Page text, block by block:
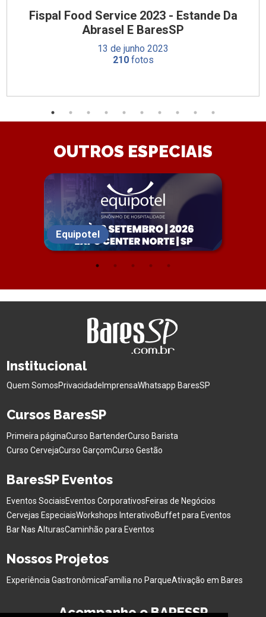
Fispal Food Service 2023 - Estande Da
Abrasel E BaresSP
13 de junho 2023
210fotos
OUTROS ESPECIAIS
Equipotel
Institucional
Quem SomosPrivacidade ImprensaWhatsapp BaresSP
Cursos BaresSP
Primeira páginaCurso BartenderCurso Barista
Curso CervejaCurso GarçomCurso Gestão
BaresSP Eventos
Eventos SociaisEventos CorporativosFeiras de Negócios
Cervejas EspeciaisWorkshops InterativoBuffet para Eventos
Bar Nas AlturasCaminhão para Eventos
Nossos Projetos
Experiência GastronômicaFamília no ParqueAtivação em Bares
Acompanhe o BARESSP